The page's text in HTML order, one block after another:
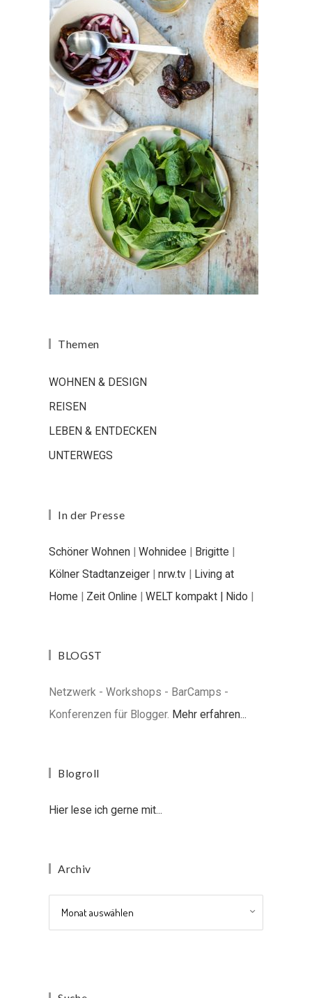
Themen
WOHNEN & DESIGN
REISEN
LEBEN & ENTDECKEN
UNTERWEGS
In der Presse
Schöner Wohnen Wohnidee Brigitte
Kölner Stadtanzeiger
nrw.tv
Living at
Home
Zeit Online WELT kompakt | Nido
BLOGST
Netzwerk - Workshops - BarCamps -
Konferenzen für Blogger. Mehr erfahren...
Blogroll
Hier lese ich gerne mit...
Archiv